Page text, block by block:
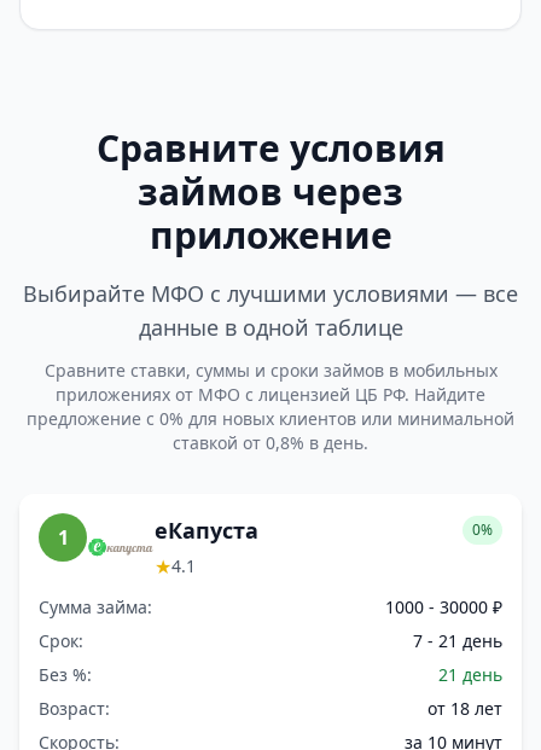
Сравните условия
займов через
приложение
Выбирайте МФО с лучшими условиями — все
данные в одной таблице
Сравните ставки, суммы и сроки займов в мобильных
приложениях от МФО с лицензией ЦБ РФ. Найдите
предложение с 0% для новых клиентов или минимальной
ставкой от 0,8% в день.
1 еКапуста
★4.1
0%
Сумма займа:
1000 - 30000 ₽
Срок:
7 - 21 день
Без %:
21 день
Возраст:
от 18 лет
Скорость:
за 10 минут